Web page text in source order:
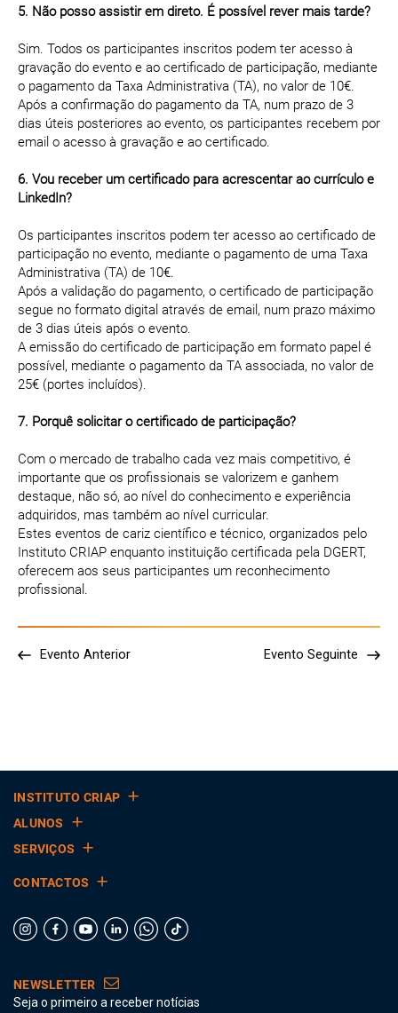
5. Não posso assistir em direto. É possível rever mais tarde?
Sim. Todos os participantes inscritos podem ter acesso à
gravação do evento e ao certificado de participação, mediante
o pagamento da Taxa Administrativa (TA), no valor de 10€.
Após a confirmação do pagamento da TA, num prazo de 3
dias úteis posteriores ao evento, os participantes recebem por
email o acesso à gravação e ao certificado.
6. Vou receber um certificado para acrescentar ao currículo e
LinkedIn?
Os participantes inscritos podem ter acesso ao certificado de
participação no evento, mediante o pagamento de uma Taxa
Administrativa (TA) de 10€.
Após a validação do pagamento, o certificado de participação
segue no formato digital através de email, num prazo máximo
de 3 dias úteis após o evento.
A emissão do certificado de participação em formato papel é
possível, mediante o pagamento da TA associada, no valor de
25€ (portes incluídos).
7. Porquê solicitar o certificado de participação?
Com o mercado de trabalho cada vez mais competitivo, é
importante que os profissionais se valorizem e ganhem
destaque, não só, ao nível do conhecimento e experiência
adquiridos, mas também ao nível curricular.
Estes eventos de cariz científico e técnico, organizados pelo
Instituto CRIAP enquanto instituição certificada pela DGERT,
oferecem aos seus participantes um reconhecimento
profissional.
Evento Anterior Evento Seguinte
INSTITUTO CRIAP
ALUNOS
SERVIÇOS
CONTACTOS
NEWSLETTER
Seja o primeiro a receber notícias